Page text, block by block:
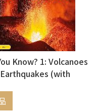
Know? 1: Volcanoes
(with